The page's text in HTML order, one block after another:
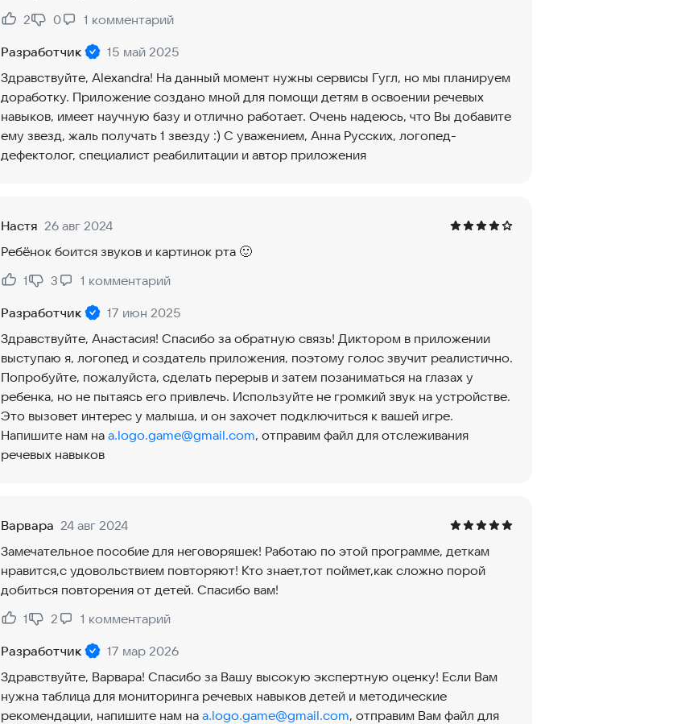
Нравится:
2
Не нравится:
0 1 комментарий
Разработчик
15 май 2025
Здравствуйте, Alexandra! На данный момент нужны сервисы Гугл, но мы планируем
доработку. Приложение создано мной для помощи детям в освоении речевых
навыков, имеет научную базу и отлично работает. Очень надеюсь, что Вы добавите
ему звезд, жаль получать 1 звезду :) С уважением, Анна Русских, логопед-
дефектолог, специалист реабилитации и автор приложения
Настя 26 авг 2024
Ребёнок боится звуков и картинок рта 🙂
Нравится:
1
Не нравится:
3 1 комментарий
Разработчик
17 июн 2025
Здравствуйте, Анастасия! Спасибо за обратную связь! Диктором в приложении
выступаю я, логопед и создатель приложения, поэтому голос звучит реалистично.
Попробуйте, пожалуйста, сделать перерыв и затем позаниматься на глазах у
ребенка, но не пытаясь его привлечь. Используйте не громкий звук на устройстве.
Это вызовет интерес у малыша, и он захочет подключиться к вашей игре.
Напишите нам на a.logo.game@gmail.com, отправим файл для отслеживания
речевых навыков
Варвара 24 авг 2024
Замечательное пособие для неговоряшек! Работаю по этой программе, деткам
нравится,с удовольствием повторяют! Кто знает,тот поймет,как сложно порой
добиться повторения от детей. Спасибо вам!
Нравится:
1
Не нравится:
2 1 комментарий
Разработчик
17 мар 2026
Здравствуйте, Варвара! Спасибо за Вашу высокую экспертную оценку! Если Вам
нужна таблица для мониторинга речевых навыков детей и методические
рекомендации, напишите нам на a.logo.game@gmail.com, отправим Вам файл для